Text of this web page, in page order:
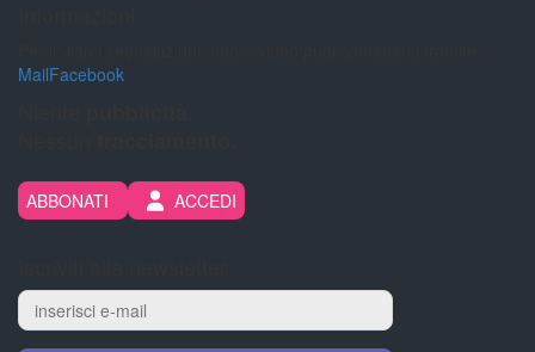
MailFacebook
ABBONATI ACCEDI